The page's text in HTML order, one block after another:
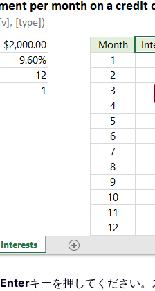
Enterキーを押してください。